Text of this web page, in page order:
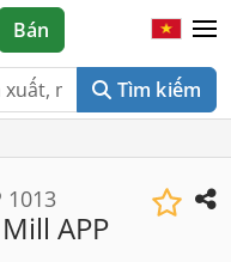
Tìm kiếm
Bán
1013
APP